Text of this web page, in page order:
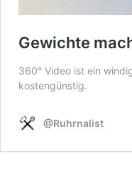
Gewichte
360° Video ist ein
kostengünstig.
@Ruhrnalist